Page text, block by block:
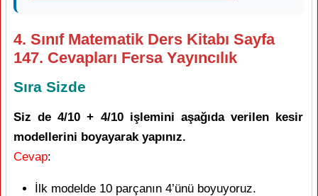
4. Sınıf Matematik Ders Kitabı Sayfa
147. Cevapları Fersa Yayıncılık
Sıra Sizde
Siz de 4/10 + 4/10 işlemini aşağıda verilen kesir
modellerini boyayarak yapınız.
Cevap:
İlk modelde 10 parçanın 4’ünü boyuyoruz.